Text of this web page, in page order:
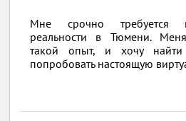
Мне срочно требуется
реальности в Тюмени.
такой опыт, и хочу
попробовать настоящую